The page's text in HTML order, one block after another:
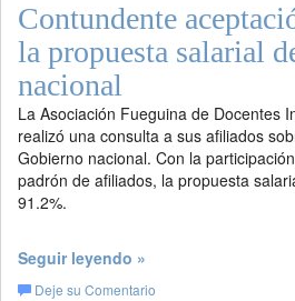
Contundente
la propuesta salarial
nacional
La Asociación Fueguina de Docentes
realizó una consulta a sus afiliados
Gobierno nacional. Con la
padrón de afiliados, la propuesta
91.2%.
Seguir leyendo »
Deje su Comentario